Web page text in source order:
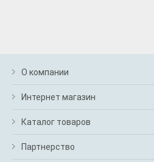
О компании
Интернет магазин
Каталог товаров
Партнерство